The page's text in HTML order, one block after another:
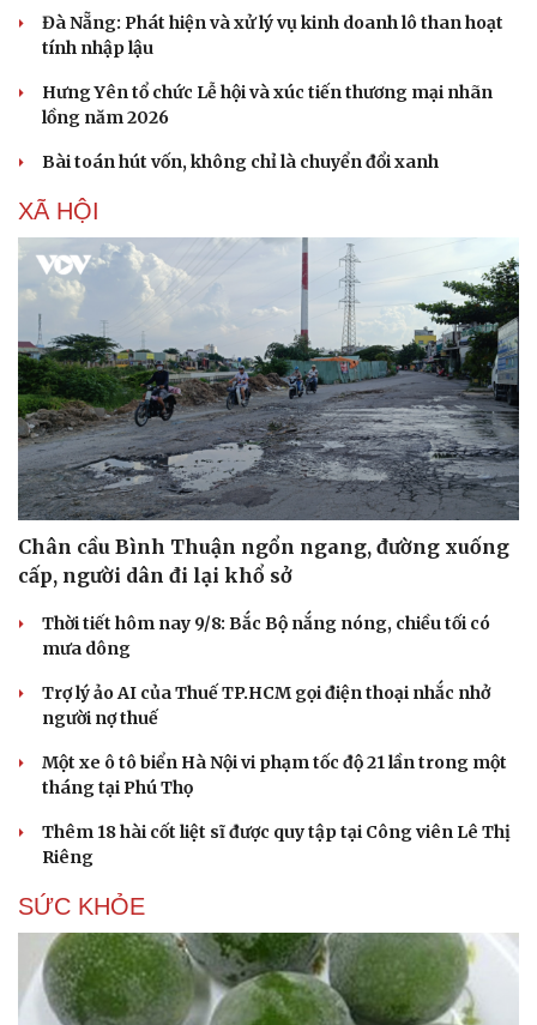
Đà Nẵng: Phát hiện và xử lý vụ kinh doanh lô than hoạt
tính nhập lậu
Hưng Yên tổ chức Lễ hội và xúc tiến thương mại nhãn
lồng năm 2026
Bài toán hút vốn, không chỉ là chuyển đổi xanh
XÃ HỘI
Chân cầu Bình Thuận ngổn ngang, đường xuống
cấp, người dân đi lại khổ sở
Thời tiết hôm nay 9/8: Bắc Bộ nắng nóng, chiều tối có
mưa dông
Trợ lý ảo AI của Thuế TP.HCM gọi điện thoại nhắc nhở
người nợ thuế
Một xe ô tô biển Hà Nội vi phạm tốc độ 21 lần trong một
tháng tại Phú Thọ
Thêm 18 hài cốt liệt sĩ được quy tập tại Công viên Lê Thị
Riêng
SỨC KHỎE